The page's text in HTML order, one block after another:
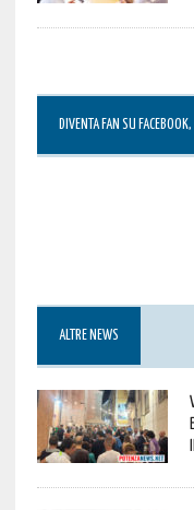
DIVENTA FAN SU FACEBOOK,
ALTRE NEWS